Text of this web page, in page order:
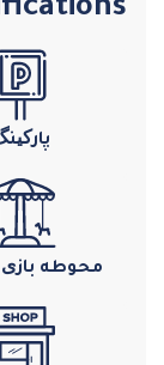
محوطه بازی